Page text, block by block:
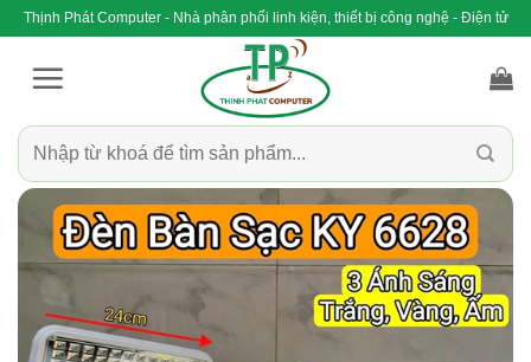
qua
Thịnh Phát Computer - Nhà phân phối linh kiện, thiết bị công nghệ - Điện tử
Tìm
kiếm: